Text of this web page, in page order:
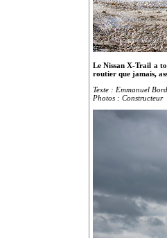
Le Nissan X-Trail a
routier que jamais,
Texte : Emmanuel
Photos : Constructeur